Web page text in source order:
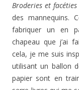
Broderies et facéties
des mannequins.
fabriquer un en
chapeau que j’ai
cela, je me suis
utilisant un ballon
papier sont en